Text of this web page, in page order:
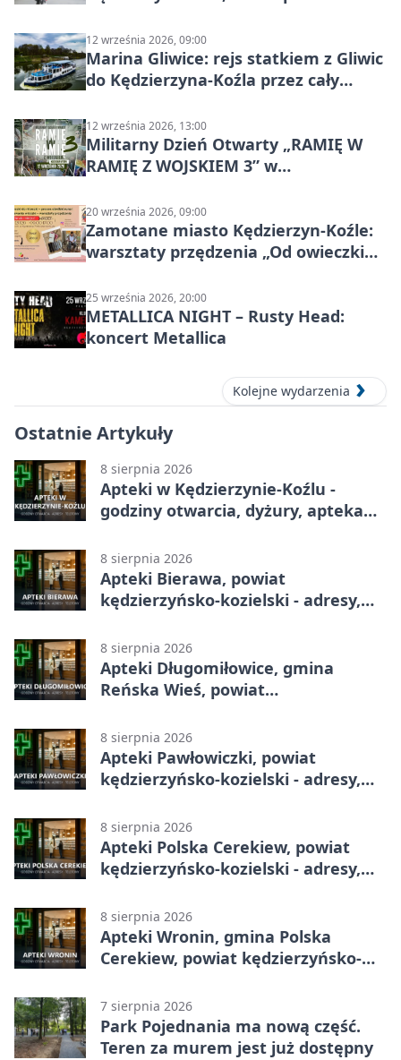
12 września 2026, 09:00
Marina Gliwice: rejs statkiem z Gliwic
do Kędzierzyna-Koźla przez cały
12 września 2026, 13:00
Militarny Dzień Otwarty „RAMIĘ W
RAMIĘ Z WOJSKIEM 3” w
20 września 2026, 09:00
Zamotane miasto Kędzierzyn-Koźle:
warsztaty przędzenia „Od owieczki
25 września 2026, 20:00
METALLICA NIGHT – Rusty Head:
koncert Metallica
Kolejne wydarzenia
Ostatnie Artykuły
8 sierpnia 2026
Apteki w Kędzierzynie-Koźlu -
godziny otwarcia, dyżury, apteka
8 sierpnia 2026
Apteki Bierawa, powiat
kędzierzyńsko-kozielski - adresy,
8 sierpnia 2026
Apteki Długomiłowice, gmina
Reńska Wieś, powiat
telefony, godziny otwarcia
8 sierpnia 2026
Apteki Pawłowiczki, powiat
kędzierzyńsko-kozielski - adresy,
8 sierpnia 2026
Apteki Polska Cerekiew, powiat
kędzierzyńsko-kozielski - adresy,
8 sierpnia 2026
Apteki Wronin, gmina Polska
Cerekiew, powiat kędzierzyńsko-
otwarcia
7 sierpnia 2026
Park Pojednania ma nową część.
Teren za murem jest już dostępny